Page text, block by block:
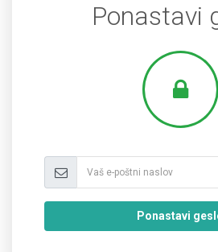
Ponastavi
Ponastavi